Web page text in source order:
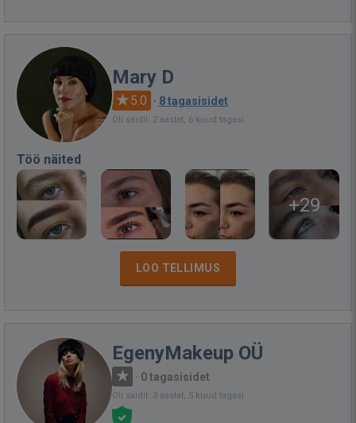
Mary D
5.0 · 8 tagasisidet
Oli saidil: 2 aastat, 6 kuud tagasi
Töö näited
+29
LOO TELLIMUS
EgenyMakeup OÜ
· 0 tagasisidet
Oli saidil: 3 aastat, 5 kuud tagasi